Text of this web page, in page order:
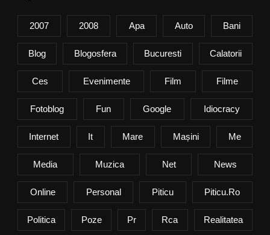
2007 2008 Apa Auto Bani
Blog Blogosfera Bucuresti Calatorii
Ces Evenimente Film Filme
Fotoblog Fun Google Idiocracy
Internet It Mare Mașini Me
Media Muzica Net News
Online Personal Piticu Piticu.ro
Politica Poze Pr Rca Realitatea